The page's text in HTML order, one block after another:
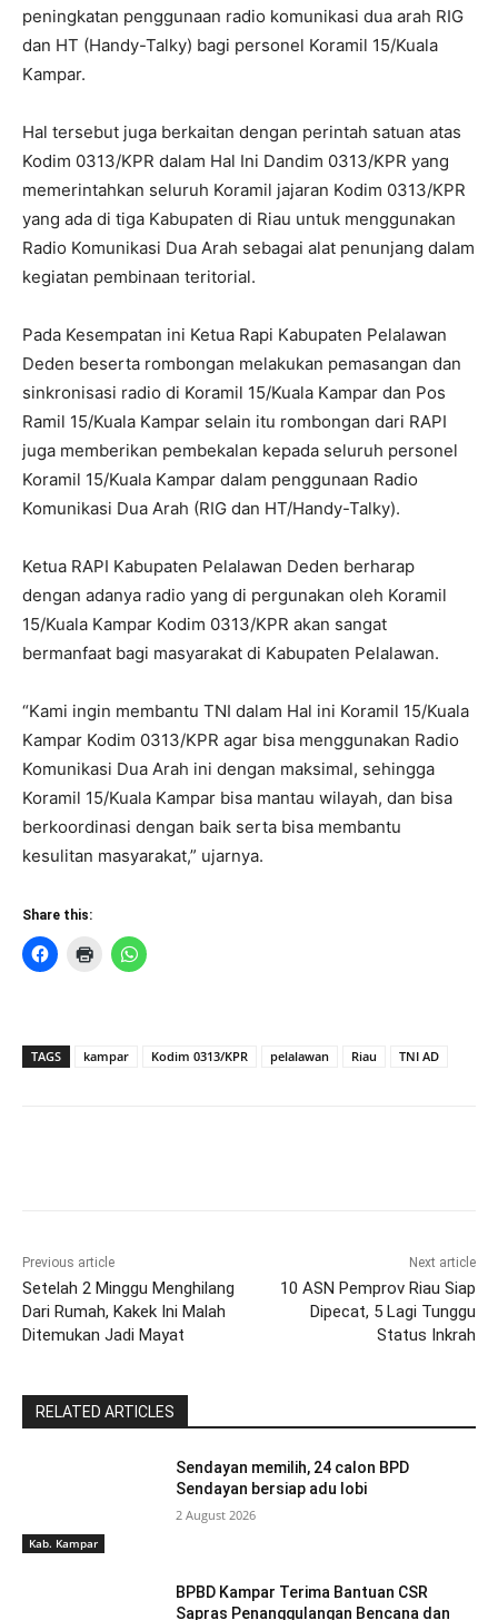
peningkatan penggunaan radio komunikasi dua arah RIG
dan HT (Handy-Talky) bagi personel Koramil 15/Kuala
Kampar.
Hal tersebut juga berkaitan dengan perintah satuan atas
Kodim 0313/KPR dalam Hal Ini Dandim 0313/KPR yang
memerintahkan seluruh Koramil jajaran Kodim 0313/KPR
yang ada di tiga Kabupaten di Riau untuk menggunakan
Radio Komunikasi Dua Arah sebagai alat penunjang dalam
kegiatan pembinaan teritorial.
Pada Kesempatan ini Ketua Rapi Kabupaten Pelalawan
Deden beserta rombongan melakukan pemasangan dan
sinkronisasi radio di Koramil 15/Kuala Kampar dan Pos
Ramil 15/Kuala Kampar selain itu rombongan dari RAPI
juga memberikan pembekalan kepada seluruh personel
Koramil 15/Kuala Kampar dalam penggunaan Radio
Komunikasi Dua Arah (RIG dan HT/Handy-Talky).
Ketua RAPI Kabupaten Pelalawan Deden berharap
dengan adanya radio yang di pergunakan oleh Koramil
15/Kuala Kampar Kodim 0313/KPR akan sangat
bermanfaat bagi masyarakat di Kabupaten Pelalawan.
“Kami ingin membantu TNI dalam Hal ini Koramil 15/Kuala
Kampar Kodim 0313/KPR agar bisa menggunakan Radio
Komunikasi Dua Arah ini dengan maksimal, sehingga
Koramil 15/Kuala Kampar bisa mantau wilayah, dan bisa
berkoordinasi dengan baik serta bisa membantu
kesulitan masyarakat,” ujarnya.
Share this:
TAGS kampar Kodim 0313/KPR pelalawan Riau TNI AD
Previous article
Setelah 2 Minggu Menghilang
Dari Rumah, Kakek Ini Malah
Ditemukan Jadi Mayat
Next article
10 ASN Pemprov Riau Siap
Dipecat, 5 Lagi Tunggu
Status Inkrah
RELATED ARTICLES
Kab. Kampar
Sendayan memilih, 24 calon BPD
Sendayan bersiap adu lobi
2 August 2026
BPBD Kampar Terima Bantuan CSR
Sapras Penanggulangan Bencana dan